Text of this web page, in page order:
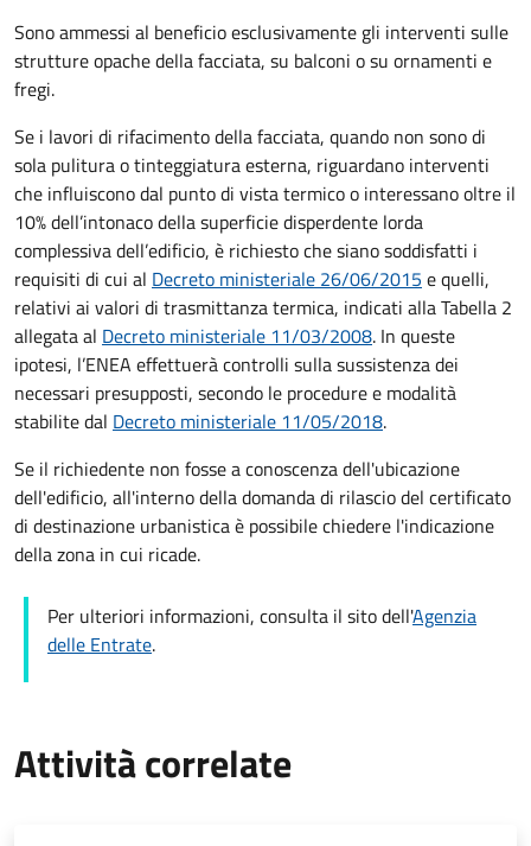
Sono ammessi al beneficio esclusivamente gli interventi sulle
strutture opache della facciata, su balconi o su ornamenti e
fregi.
Se i lavori di rifacimento della facciata, quando non sono di
sola pulitura o tinteggiatura esterna, riguardano interventi
che influiscono dal punto di vista termico o interessano oltre il
10% dell’intonaco della superficie disperdente lorda
complessiva dell’edificio, è richiesto che siano soddisfatti i
requisiti di cui al Decreto ministeriale 26/06/2015 e quelli,
relativi ai valori di trasmittanza termica, indicati alla Tabella 2
allegata al Decreto ministeriale 11/03/2008. In queste
ipotesi, l’ENEA effettuerà controlli sulla sussistenza dei
necessari presupposti, secondo le procedure e modalità
stabilite dal Decreto ministeriale 11/05/2018.
Se il richiedente non fosse a conoscenza dell'ubicazione
dell'edificio, all'interno della domanda di rilascio del certificato
di destinazione urbanistica è possibile chiedere l'indicazione
della zona in cui ricade.
Per ulteriori informazioni, consulta il sito dell'Agenzia
delle Entrate.
Attività correlate